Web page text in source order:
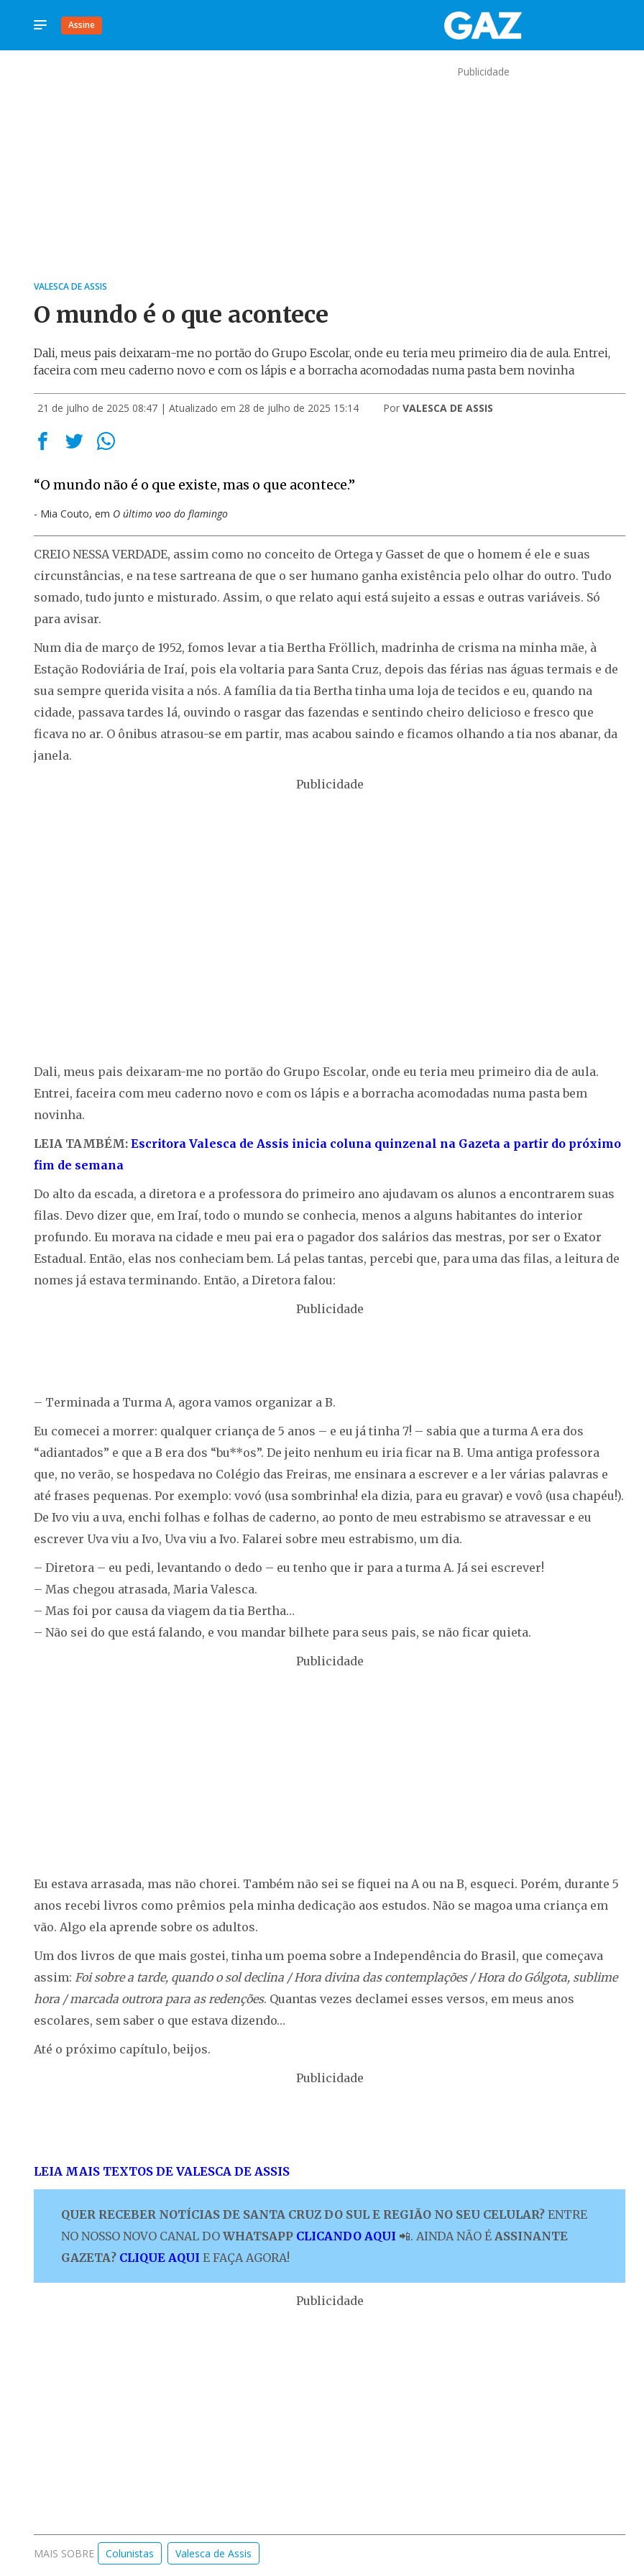
Assine
Publicidade
VALESCA DE ASSIS
O mundo é o que acontece
Dali, meus pais deixaram-me no portão do Grupo Escolar, onde eu teria meu primeiro dia de aula. Entrei,
faceira com meu caderno novo e com os lápis e a borracha acomodadas numa pasta bem novinha
21 de julho de 2025 08:47 | Atualizado em 28 de julho de 2025 15:14 Por VALESCA DE ASSIS
“O mundo não é o que existe, mas o que acontece.”
Mia Couto, em O último voo do flamingo
CREIO NESSA VERDADE, assim como no conceito de Ortega y Gasset de que o homem é ele e suas
circunstâncias, e na tese sartreana de que o ser humano ganha existência pelo olhar do outro. Tudo
somado, tudo junto e misturado. Assim, o que relato aqui está sujeito a essas e outras variáveis. Só
para avisar.
Num dia de março de 1952, fomos levar a tia Bertha Fröllich, madrinha de crisma na minha mãe, à
Estação Rodoviária de Iraí, pois ela voltaria para Santa Cruz, depois das férias nas águas termais e de
sua sempre querida visita a nós. A família da tia Bertha tinha uma loja de tecidos e eu, quando na
cidade, passava tardes lá, ouvindo o rasgar das fazendas e sentindo cheiro delicioso e fresco que
ficava no ar. O ônibus atrasou-se em partir, mas acabou saindo e ficamos olhando a tia nos abanar, da
janela.
Publicidade
Dali, meus pais deixaram-me no portão do Grupo Escolar, onde eu teria meu primeiro dia de aula.
Entrei, faceira com meu caderno novo e com os lápis e a borracha acomodadas numa pasta bem
novinha.
LEIA TAMBÉM: Escritora Valesca de Assis inicia coluna quinzenal na Gazeta a partir do próximo
fim de semana
Do alto da escada, a diretora e a professora do primeiro ano ajudavam os alunos a encontrarem suas
filas. Devo dizer que, em Iraí, todo o mundo se conhecia, menos a alguns habitantes do interior
profundo. Eu morava na cidade e meu pai era o pagador dos salários das mestras, por ser o Exator
Estadual. Então, elas nos conheciam bem. Lá pelas tantas, percebi que, para uma das filas, a leitura de
nomes já estava terminando. Então, a Diretora falou:
Publicidade
– Terminada a Turma A, agora vamos organizar a B.
Eu comecei a morrer: qualquer criança de 5 anos – e eu já tinha 7! – sabia que a turma A era dos
“adiantados” e que a B era dos “bu**os”. De jeito nenhum eu iria ficar na B. Uma antiga professora
que, no verão, se hospedava no Colégio das Freiras, me ensinara a escrever e a ler várias palavras e
até frases pequenas. Por exemplo: vovó (usa sombrinha! ela dizia, para eu gravar) e vovô (usa chapéu!).
De Ivo viu a uva, enchi folhas e folhas de caderno, ao ponto de meu estrabismo se atravessar e eu
escrever Uva viu a Ivo, Uva viu a Ivo. Falarei sobre meu estrabismo, um dia.
– Diretora – eu pedi, levantando o dedo – eu tenho que ir para a turma A. Já sei escrever!
– Mas chegou atrasada, Maria Valesca.
– Mas foi por causa da viagem da tia Bertha…
– Não sei do que está falando, e vou mandar bilhete para seus pais, se não ficar quieta.
Publicidade
Eu estava arrasada, mas não chorei. Também não sei se fiquei na A ou na B, esqueci. Porém, durante 5
anos recebi livros como prêmios pela minha dedicação aos estudos. Não se magoa uma criança em
vão. Algo ela aprende sobre os adultos.
Um dos livros de que mais gostei, tinha um poema sobre a Independência do Brasil, que começava
assim: Foi sobre a tarde, quando o sol declina / Hora divina das contemplações / Hora do Gólgota, sublime
hora / marcada outrora para as redenções. Quantas vezes declamei esses versos, em meus anos
escolares, sem saber o que estava dizendo…
Até o próximo capítulo, beijos.
Publicidade
LEIA MAIS TEXTOS DE VALESCA DE ASSIS
QUER RECEBER NOTÍCIAS DE SANTA CRUZ DO SUL E REGIÃO NO SEU CELULAR? ENTRE
NO NOSSO NOVO CANAL DO WHATSAPP CLICANDO AQUI 📲. AINDA NÃO É ASSINANTE
GAZETA? CLIQUE AQUI E FAÇA AGORA!
Publicidade
MAIS SOBRE Colunistas Valesca de Assis